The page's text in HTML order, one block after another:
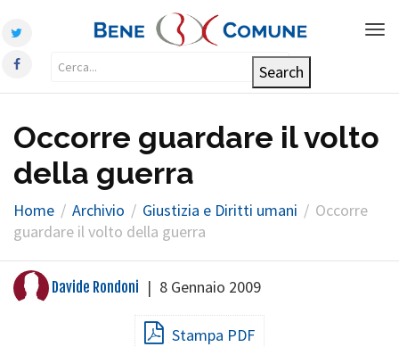
Occorre guardare il volto
della guerra
Home Archivio Giustizia e Diritti umani
Occorre
guardare il volto della guerra
Davide Rondoni | 8 Gennaio 2009
Stampa PDF